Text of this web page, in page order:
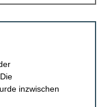
inzwischen